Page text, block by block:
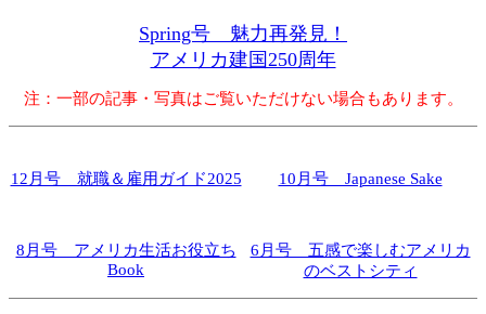
Spring号 魅力再発見！
アメリカ建国250周年
注：一部の記事・写真はご覧いただけない場合もあります。
12月号 就職＆雇用ガイド2025 10月号 Japanese Sake
8月号 アメリカ生活お役立ち
Book
6月号 五感で楽しむアメリカ
のベストシティ